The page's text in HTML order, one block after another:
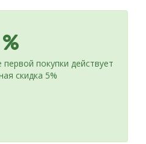
покупки действует
скидка 5%